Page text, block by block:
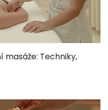
masáže: Techniky,